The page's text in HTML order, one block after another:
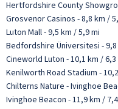
Hertfordshire County
Grosvenor Casinos - 8,8 km /
Luton Mall - 9,5 km / 5,9 mi
Bedfordshire Üniversitesi - 9,8
Cineworld Luton - 10,1 km / 6,3
Kenilworth Road Stadium -
Chilterns Nature - Ivinghoe
Ivinghoe Beacon - 11,9 km /